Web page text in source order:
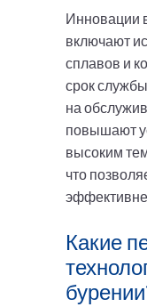
Инновации
включают
сплавов и
срок
на
повышают
высоким
что
Какие